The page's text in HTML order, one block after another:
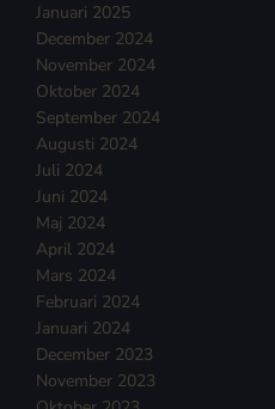
Januari 2025
December 2024
November 2024
Oktober 2024
September 2024
Augusti 2024
Juli 2024
Juni 2024
Maj 2024
April 2024
Mars 2024
Februari 2024
Januari 2024
December 2023
November 2023